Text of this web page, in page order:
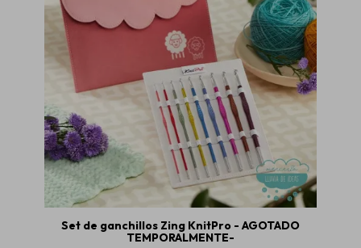
Set de ganchillos Zing KnitPro - AGOTADO
TEMPORALMENTE-